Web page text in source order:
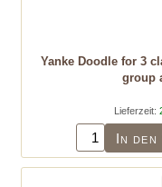
Yanke Doodle for 3
group
Lieferzeit:
In